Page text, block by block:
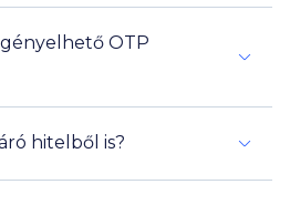
OTP
hitelből is?